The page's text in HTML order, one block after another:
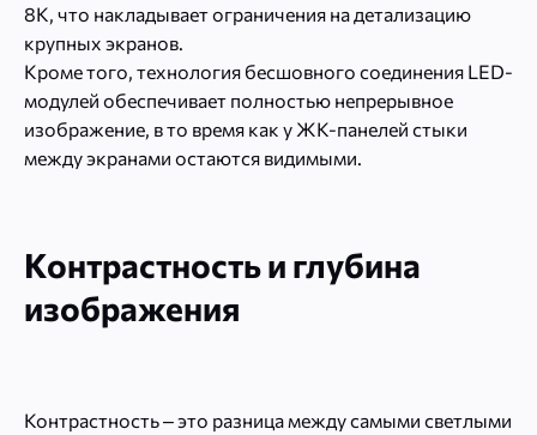
8K, что накладывает ограничения на детализацию
крупных экранов.
Кроме того, технология бесшовного соединения LED-
модулей обеспечивает полностью непрерывное
изображение, в то время как у ЖК-панелей стыки
между экранами остаются видимыми.
Контрастность и глубина
изображения
Контрастность – это разница между самыми светлыми